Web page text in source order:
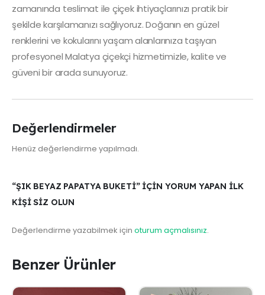
zamanında teslimat ile çiçek ihtiyaçlarınızı pratik bir
şekilde karşılamanızı sağlıyoruz. Doğanın en güzel
renklerini ve kokularını yaşam alanlarınıza taşıyan
profesyonel Malatya çiçekçi hizmetimizle, kalite ve
güveni bir arada sunuyoruz.
Değerlendirmeler
Henüz değerlendirme yapılmadı.
“ŞIK BEYAZ PAPATYA BUKETI” IÇIN YORUM YAPAN ILK
KIŞI SIZ OLUN
Değerlendirme yazabilmek için oturum açmalısınız.
Benzer Ürünler